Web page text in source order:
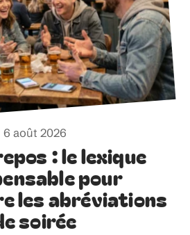
6 août 2026
: le lexique
pour
les abréviations
soirée